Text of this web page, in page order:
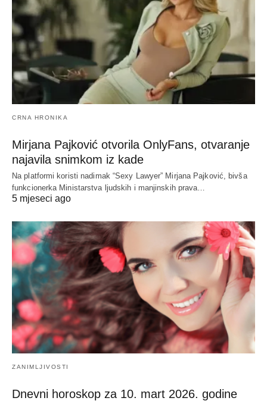
CRNA HRONIKA
Mirjana Pajković otvorila OnlyFans, otvaranje
najavila snimkom iz kade
Na platformi koristi nadimak “Sexy Lawyer” Mirjana Pajković, bivša
funkcionerka Ministarstva ljudskih i manjinskih prava…
5 mjeseci ago
ZANIMLJIVOSTI
Dnevni horoskop za 10. mart 2026. godine